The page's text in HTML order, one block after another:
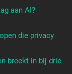
aan AI?
die privacy
breekt in bij drie